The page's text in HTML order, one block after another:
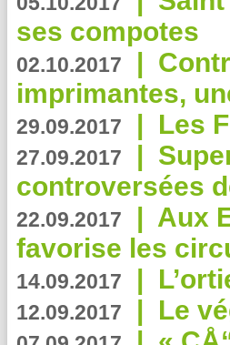
ses compotes
02.10.2017 |
imprimantes,
29.09.2017 | Les
27.09.2017 |
controversées
22.09.2017 | Aux
favorise les
14.09.2017 |
12.09.2017 | Le